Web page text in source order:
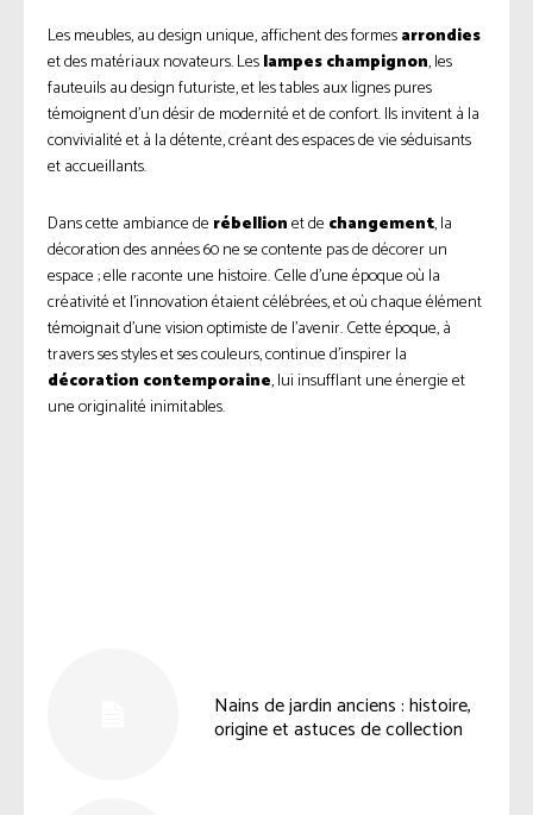
Les meubles, au design unique, affichent des formesarrondies
et des matériaux novateurs. Leslampes champignon, les
fauteuils au design futuriste, et les tables aux lignes pures
témoignent d’un désir de modernité et de confort. Ils invitent à la
convivialité et à la détente, créant des espaces de vie séduisants
et accueillants.
Dans cette ambiance de rébellionet de changement, la
décoration des années 60 ne se contente pas de décorer un
espace ; elle raconte une histoire. Celle d’une époque où la
créativité et l’innovation étaient célébrées, et où chaque élément
témoignait d’une vision optimiste de l’avenir. Cette époque, à
travers ses styles et ses couleurs, continue d’inspirer la
décoration contemporaine, lui insufflant une énergie et
une originalité inimitables.
Nains de jardin anciens : histoire,
origine et astuces de collection